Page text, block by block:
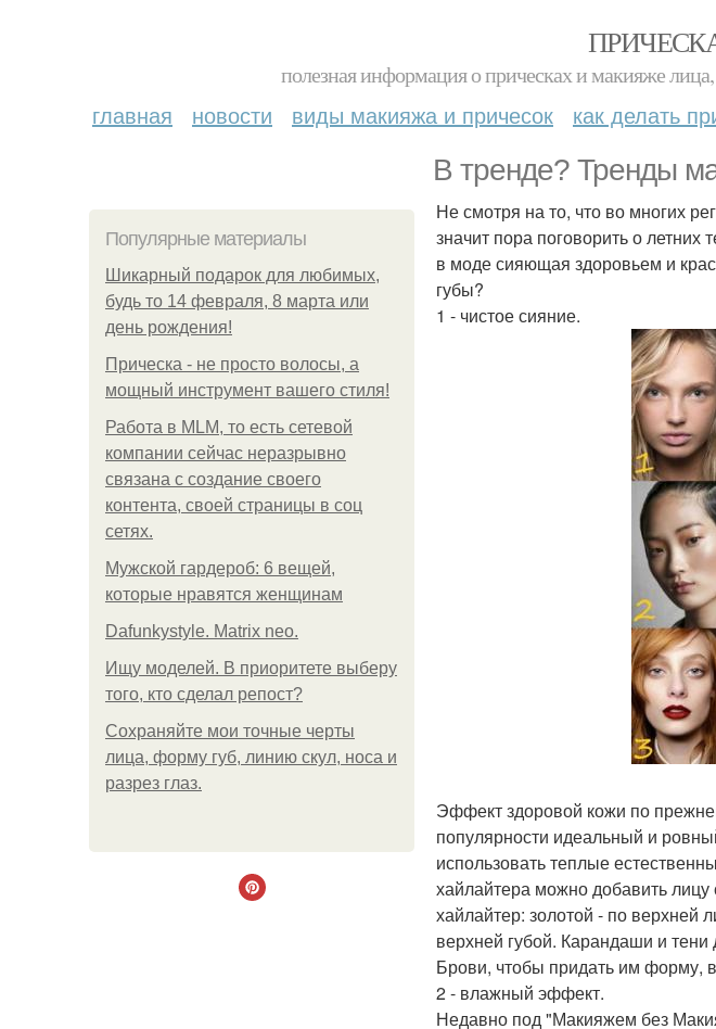
полезная информация о прическах и макияже
главная новости виды макияжа и причесок как делать
В тренде? Тренды
Популярные материалы
Шикарный подарок для любимых,
будь то 14 февраля, 8 марта или
день рождения!
Прическа - не просто волосы, а
мощный инструмент вашего стиля!
Работа в MLM, то есть сетевой
компании сейчас неразрывно
связана с создание своего
контента, своей страницы в соц
сетях.
Мужской гардероб: 6 вещей,
которые нравятся женщинам
Dafunkystyle. Matrix neo.
Ищу моделей. В приоритете выберу
того, кто сделал репост?
Сохраняйте мои точные черты
лица, форму губ, линию скул, носа и
разрез глаз.
Не смотря на то, что во многих
значит пора поговорить о
в моде сияющая здоровьем и
губы?
1 - чистое сияние.
Эффект здоровой кожи по
популярности идеальный и
использовать теплые
хайлайтера можно добавить
хайлайтер: золотой - по верхней
верхней губой. Карандаши и
Брови, чтобы придать им форму,
2 - влажный эффект.
Недавно под "Макияжем без